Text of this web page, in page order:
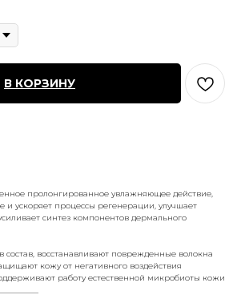
В КОРЗИНУ
пролонгированное увлажняющее действие,
ускоряет процессы регенерации, улучшает
синтез компонентов дермального
восстанавливают поврежденные волокна
кожу от негативного воздействия
работу естественной микробиоты кожи